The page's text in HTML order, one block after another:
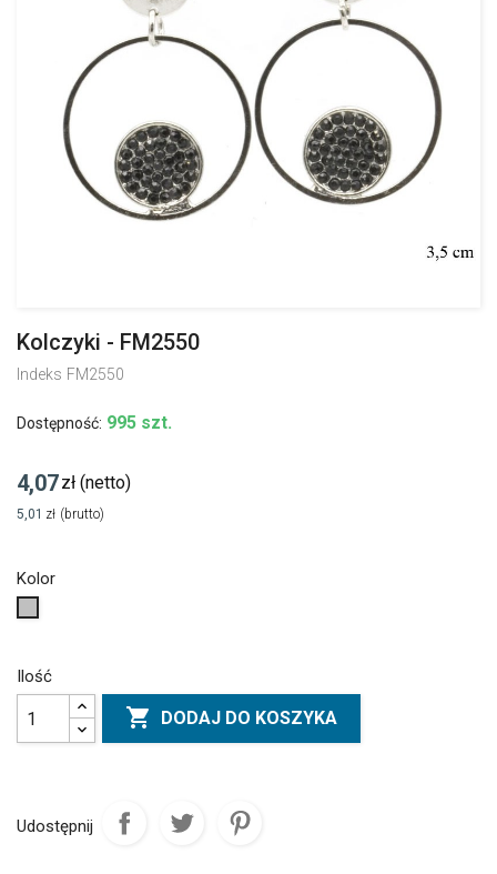
Kolczyki - FM2550
Indeks FM2550
Dostępność: 995 szt.
4,07zł (netto)
5,01 zł (brutto)
Kolor
Ilość
 DODAJ DO KOSZYKA
Udostępnij